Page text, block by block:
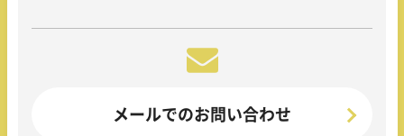
メールでのお問い合わせ